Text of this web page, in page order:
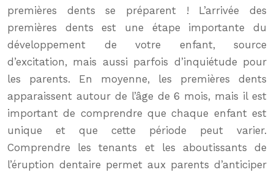
premières dents se préparent ! L’arrivée des
premières dents est une étape importante du
développement de votre enfant, source
d’excitation, mais aussi parfois d’inquiétude pour
les parents. En moyenne, les premières dents
apparaissent autour de l’âge de 6 mois, mais il est
important de comprendre que chaque enfant est
unique et que cette période peut varier.
Comprendre les tenants et les aboutissants de
l’éruption dentaire permet aux parents d’anticiper